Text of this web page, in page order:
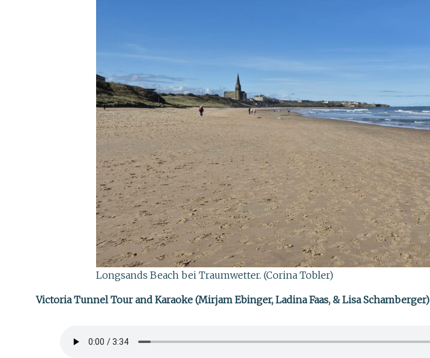
Longsands Beach bei Traumwetter. (Corina Tobler)
Victoria Tunnel Tour and Karaoke (Mirjam Ebinger, Ladina Faas, & Lisa Schamberger)